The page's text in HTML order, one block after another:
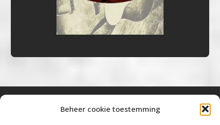
Beheer cookie toestemming